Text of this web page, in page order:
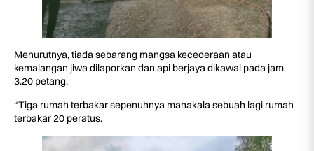
Menurutnya, tiada sebarang mangsa kecederaan atau
kemalangan jiwa dilaporkan dan api berjaya dikawal pada jam
3.20 petang.
“Tiga rumah terbakar sepenuhnya manakala sebuah lagi rumah
terbakar 20 peratus.